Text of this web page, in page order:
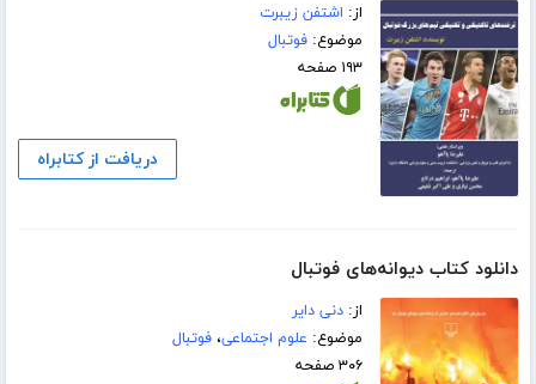
از: اشتفن زیبرت
موضوع:فوتبال
۱۹۳ صفحه
دریافت از کتابراه
دانلود کتاب دیوانه‌های فوتبال
از:دنی دایر
موضوع: علوم اجتماعی،فوتبال
۳۰۶ صفحه